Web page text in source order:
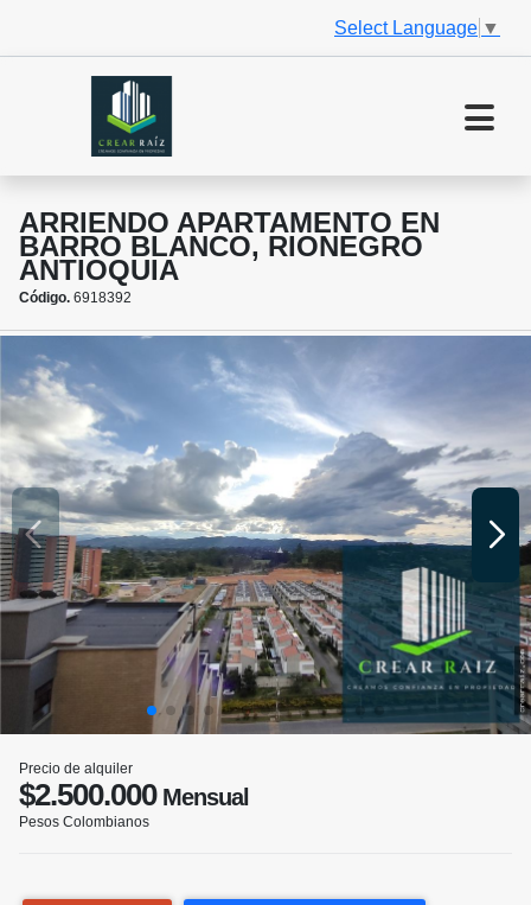
Select Language ▼
ARRIENDO APARTAMENTO EN
BARRO BLANCO, RIONEGRO
ANTIOQUIA
Código. 6918392
Precio de alquiler
$2.500.000Mensual
Pesos Colombianos